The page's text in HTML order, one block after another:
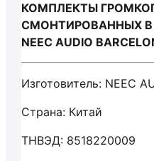
КОМПЛЕКТЫ
СМОНТИРОВАННЫХ
NEEC AUDIO
Изготовитель: NEEC
Страна: Китай
ТНВЭД: 8518220009